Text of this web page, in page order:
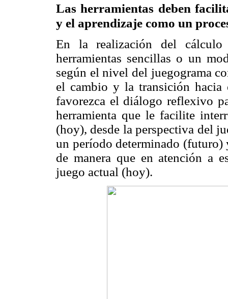
Las herramientas deben
y el aprendizaje como un
En la realización del
herramientas sencillas o un
según el nivel del juegograma
el cambio y la transición hacia
favorezca el diálogo reflexivo
herramienta que le facilite
(hoy), desde la perspectiva del
un período determinado (futuro)
de manera que en atención a
juego actual (hoy).